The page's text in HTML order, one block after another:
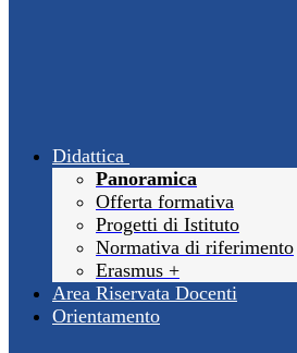
Didattica
Panoramica
Offerta formativa
Progetti di Istituto
Normativa di riferimento
Erasmus +
Area Riservata Docenti
Orientamento